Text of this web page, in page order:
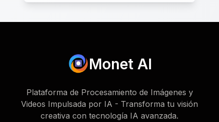
Monet AI
Plataforma de Procesamiento de Imágenes y
Videos Impulsada por IA - Transforma tu visión
creativa con tecnología IA avanzada.